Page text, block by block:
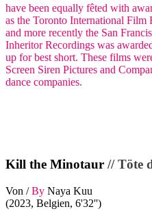
have been equally fêted with
as the Toronto International Film
and more recently the San
Inheritor Recordings was
up for best short. These films
Screen Siren Pictures and
dance companies.
Kill the Minotaur // Töte
Von /By Naya Kuu
(2023, Belgien, 6'32'')